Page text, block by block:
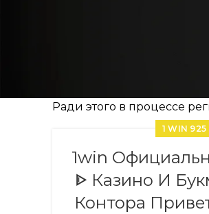
Ради этого в процессе
1 WIN 925
1win
ᐈ Казино И
Контора